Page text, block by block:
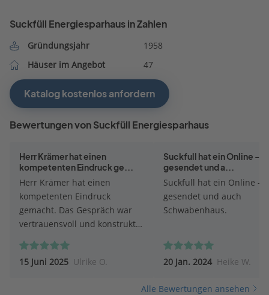
Suckfüll Energiesparhaus in Zahlen
Gründungsjahr
1958
Häuser im Angebot
47
Katalog kostenlos anfordern
Bewertungen von Suckfüll Energiesparhaus
Herr Krämer hat einen
kompetenten Eindruck ge...
Herr Krämer hat einen
kompetenten Eindruck
gemacht. Das Gespräch war
vertrauensvoll und konstruktiv.
interessant. Suckfüll ist trotz
kleinerer Firma eine
15 Juni 2025 Ulrike O.
Suckfull hat ein Online -
gesendet und a...
Suckfull hat ein Online -
gesendet und auch
Schwabenhaus.
20 Jan. 2024 Heike W.
Alle Bewertungen ansehen